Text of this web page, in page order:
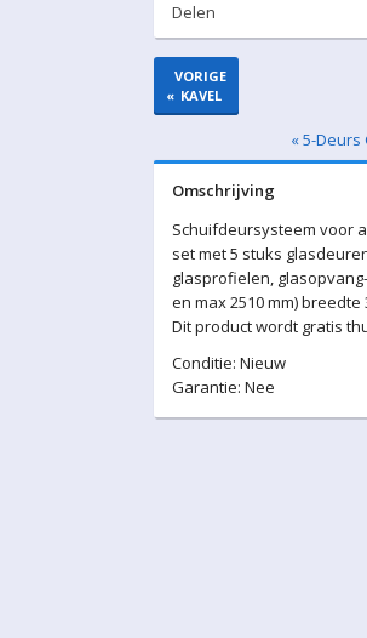
Delen
«
VORIGE
KAVEL
« 5-
Omschrijving
Schuifdeursysteem voor
set met 5 stuks
glasprofielen,
en max 2510 mm)
Dit product wordt gratis
Conditie: Nieuw
Garantie: Nee